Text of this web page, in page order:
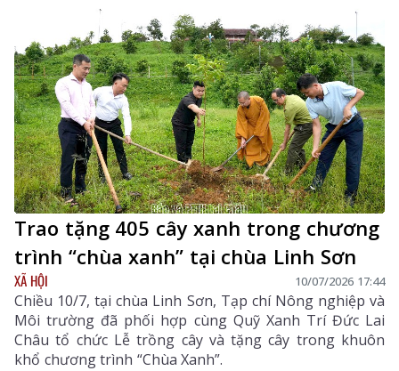
Trao tặng 405 cây xanh trong chương
trình “chùa xanh” tại chùa Linh Sơn
XÃ HỘI 10/07/2026 17:44
Chiều 10/7, tại chùa Linh Sơn, Tạp chí Nông nghiệp và
Môi trường đã phối hợp cùng Quỹ Xanh Trí Đức Lai
Châu tổ chức Lễ trồng cây và tặng cây trong khuôn
khổ chương trình “Chùa Xanh”.